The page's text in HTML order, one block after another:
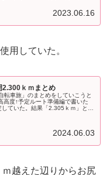
2023.06.16
用していた。
2.300ｋｍまとめ
転車旅」のまとめをしていこうと
高度↑予定ルート準備編で書いた
ていた。結果「2.305ｋｍ」とな
2024.06.03
越えた辺りからお尻